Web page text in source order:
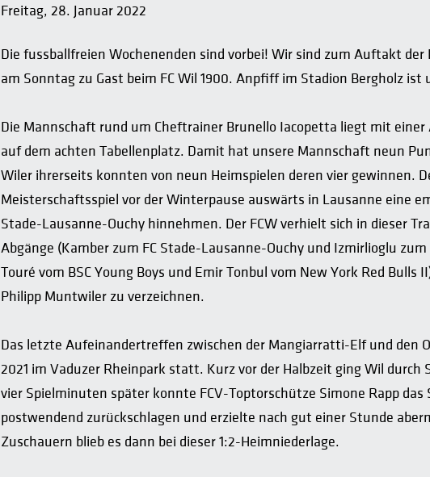
Freitag, 28. Januar 2022
Die fussballfreien Wochenenden sind vorbei! Wir sind zum Auftakt der
am Sonntag zu Gast beim FC Wil 1900. Anpfiff im Stadion Bergholz ist
Die Mannschaft rund um Cheftrainer Brunello Iacopetta liegt mit einer
auf dem achten Tabellenplatz. Damit hat unsere Mannschaft neun
Wiler ihrerseits konnten von neun Heimspielen deren vier gewinnen.
Meisterschaftsspiel vor der Winterpause auswärts in Lausanne eine
Stade-Lausanne-Ouchy hinnehmen. Der FCW verhielt sich in dieser
Abgänge (Kamber zum FC Stade-Lausanne-Ouchy und Izmirlioglu
Touré vom BSC Young Boys und Emir Tonbul vom New York Red
Philipp Muntwiler zu verzeichnen.
Das letzte Aufeinandertreffen zwischen der Mangiarratti-Elf und den
2021 im Vaduzer Rheinpark statt. Kurz vor der Halbzeit ging Wil
vier Spielminuten später konnte FCV-Toptorschütze Simone Rapp
postwendend zurückschlagen und erzielte nach gut einer Stunde
Zuschauern blieb es dann bei dieser 1:2-Heimniederlage.